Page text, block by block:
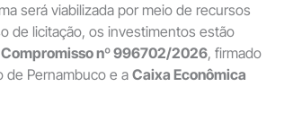
será viabilizada por meio de recursos
de licitação, os investimentos estão
nº 996702/2026, firmado
de Pernambuco e a Caixa Econômica